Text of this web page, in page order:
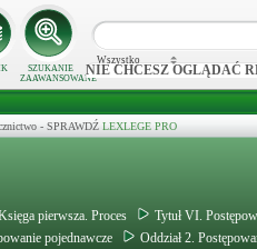
SZUKANIE
ZAAWANSOWANE
Wszystko
NIE CHCESZ OGLĄDAĆ
- SPRAWDŹ LEXLEGE PRO
pierwsza. Proces
Tytuł VI.
pojednawcze
Oddział 2.